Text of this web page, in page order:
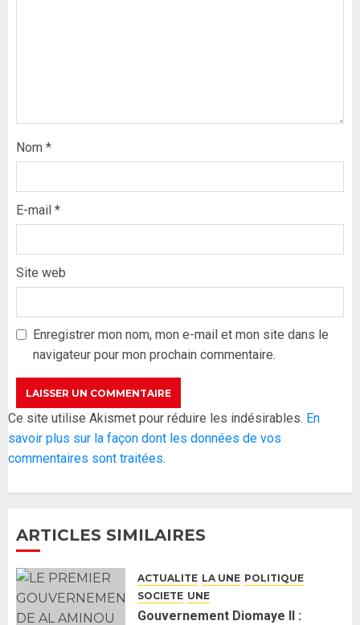
Nom *
E-mail *
Site web
Enregistrer mon nom, mon e-mail et mon site dans le
navigateur pour mon prochain commentaire.
Ce site utilise Akismet pour réduire les indésirables. En
savoir plus sur la façon dont les données de vos
commentaires sont traitées.
ARTICLES SIMILAIRES
ACTUALITE LA UNE POLITIQUE
SOCIETE UNE
Gouvernement Diomaye II :
Formation du nouveau
ses lignes rouges et met en
garde ses responsables
26 MAI 2026 0
4
Réintégration de Sonko à
l’Assemblée nationale : Adji
Mergane Kanouté défend la
5
J’espère me tromper »
26 MAI 2026